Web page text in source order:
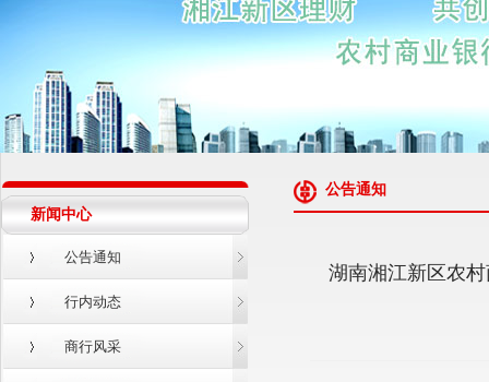
新闻中心
公告通知
行内动态
商行风采
公告通知
湖南湘江新区农